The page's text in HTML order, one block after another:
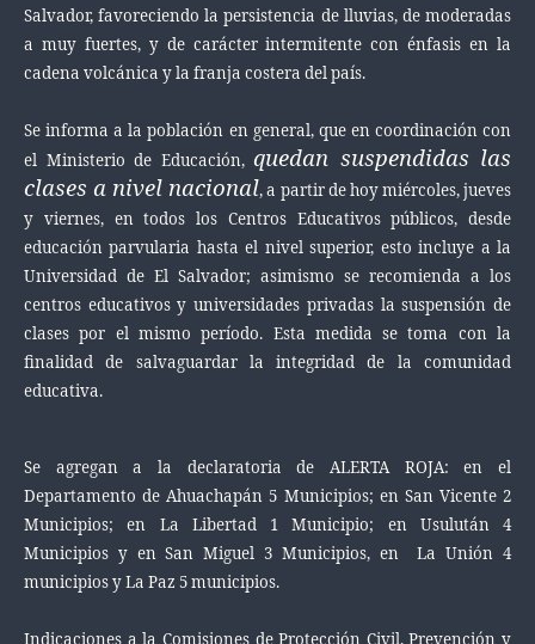
Salvador, favoreciendo la persistencia de lluvias, de moderadas
a muy fuertes, y de carácter intermitente con énfasis en la
cadena volcánica y la franja costera del país.
Se informa a la población en general, que en coordinación con
el Ministerio de Educación, quedan suspendidas las
clases a nivel nacional, a partir de hoy miércoles, jueves
y viernes, en todos los Centros Educativos públicos, desde
educación parvularia hasta el nivel superior, esto incluye a la
Universidad de El Salvador; asimismo se recomienda a los
centros educativos y universidades privadas la suspensión de
clases por el mismo período. Esta medida se toma con la
finalidad de salvaguardar la integridad de la comunidad
educativa.
Se agregan a la declaratoria de ALERTA ROJA: en el
Departamento de Ahuachapán 5 Municipios; en San Vicente 2
Municipios; en La Libertad 1 Municipio; en Usulután 4
Municipios y en San Miguel 3 Municipios, en La Unión 4
municipios y La Paz 5 municipios.
Indicaciones a la Comisiones de Protección Civil, Prevención y